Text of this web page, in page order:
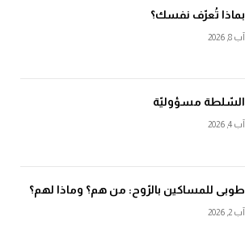
بماذا تُعرّف نفسك؟
آب 8, 2026
السّلطة مسؤوليّة
آب 4, 2026
طوبى للمساكين بالرّوح: من هم؟ وماذا لهم؟
آب 2, 2026